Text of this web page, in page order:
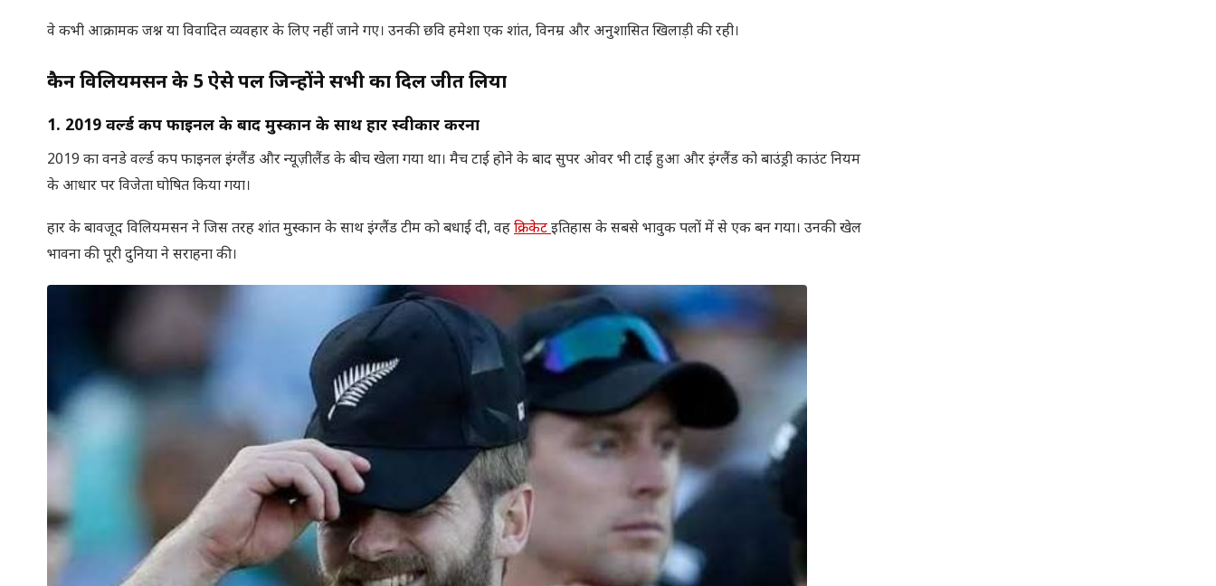
वे कभी आक्रामक जश्न या विवादित व्यवहार के लिए नहीं जाने गए। उनकी छवि हमेशा एक शांत, विनम्र और अनुशासित खिलाड़ी की रही।
कैन विलियमसन के 5ऐसे पल जिन्होंने सभी का दिल जीत लिया
1. 2019 वर्ल्ड कप फाइनल के बाद मुस्कान के साथ हार स्वीकार करना
2019 का वनडे वर्ल्ड कप फाइनल इंग्लैंड और न्यूज़ीलैंड के बीच खेला गया था। मैच टाई होने के बाद सुपर ओवर भी टाई हुआ और इंग्लैंड को बाउंड्री काउंट नियम
के आधार पर विजेता घोषित किया गया।
हार के बावजूद विलियमसन ने जिस तरह शांत मुस्कान के साथ इंग्लैंड टीम को बधाई दी, वहक्रिकेटइतिहास के सबसे भावुक पलों में से एक बन गया। उनकी खेल
भावना की पूरी दुनिया ने सराहना की।